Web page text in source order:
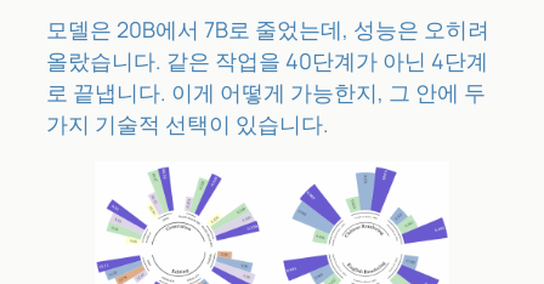
모델은 20B에서 7B로 줄었는데, 성능은 오히려
올랐습니다. 같은 작업을 40단계가 아닌 4단계
로 끝냅니다. 이게 어떻게 가능한지, 그 안에 두
가지 기술적 선택이 있습니다.